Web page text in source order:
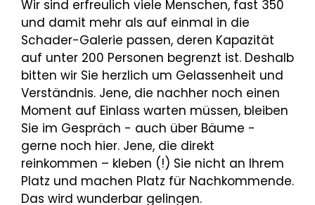
Wir sind erfreulich viele Menschen, fast 350
und damit mehr als auf einmal in die
Schader-Galerie passen, deren Kapazität
auf unter 200 Personen begrenzt ist. Deshalb
bitten wir Sie herzlich um Gelassenheit und
Verständnis. Jene, die nachher noch einen
Moment auf Einlass warten müssen, bleiben
Sie im Gespräch - auch über Bäume -
gerne noch hier. Jene, die direkt
reinkommen – kleben (!) Sie nicht an Ihrem
Platz und machen Platz für Nachkommende.
Das wird wunderbar gelingen.